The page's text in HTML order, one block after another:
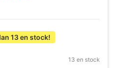
13en stock!
13 en stock